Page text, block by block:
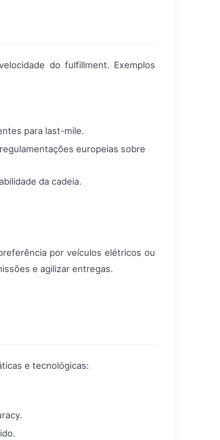
do fulfillment. Exemplos
para last-mile.
europeias sobre
da cadeia.
por veículos elétricos ou
e agilizar entregas.
e tecnológicas: